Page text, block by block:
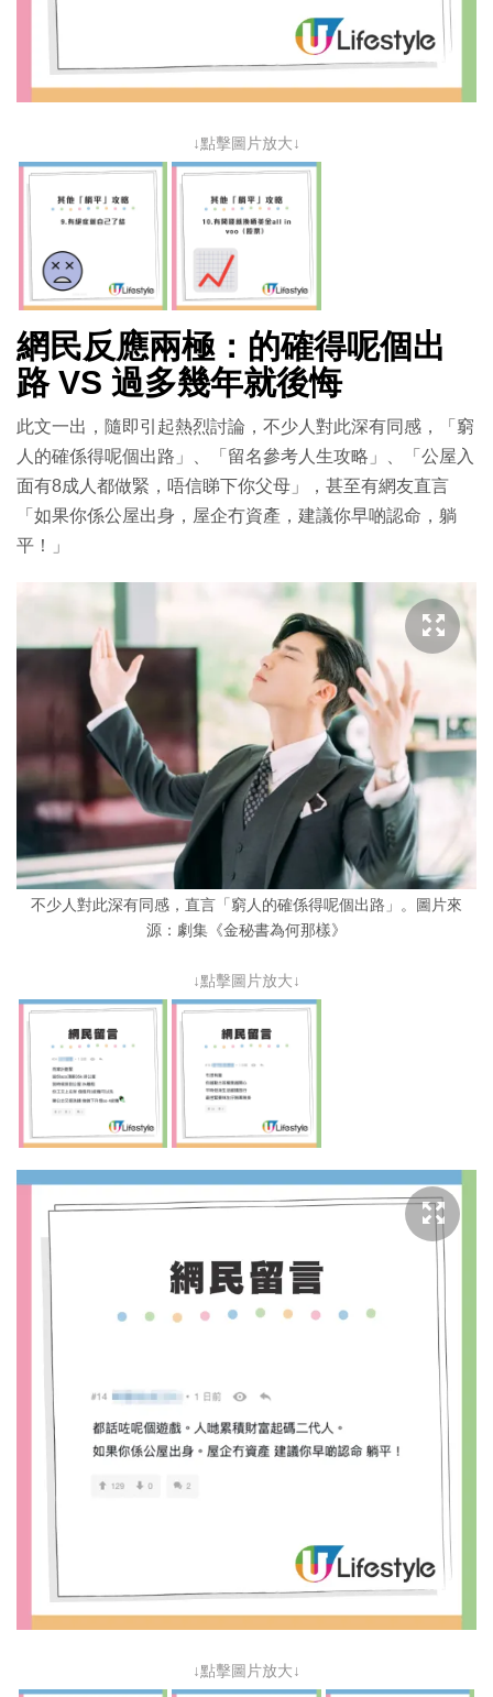
↓點擊圖片放大↓
網民反應兩極：的確得呢個出
路 VS 過多幾年就後悔
此文一出，隨即引起熱烈討論，不少人對此深有同感，「窮
人的確係得呢個出路」、「留名參考人生攻略」、「公屋入
面有8成人都做緊，唔信睇下你父母」，甚至有網友直言
「如果你係公屋出身，屋企冇資產，建議你早啲認命，躺
平！」
不少人對此深有同感，直言「窮人的確係得呢個出路」。圖片來
源：劇集《金秘書為何那樣》
↓點擊圖片放大↓
↓點擊圖片放大↓